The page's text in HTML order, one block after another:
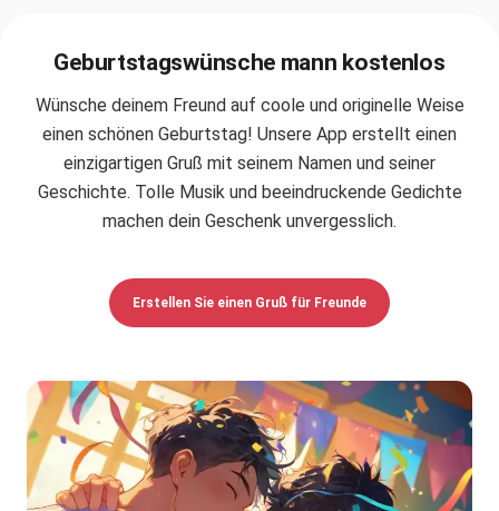
Geburtstagswünsche mann kostenlos
Wünsche deinem Freund auf coole und originelle Weise
einen schönen Geburtstag! Unsere App erstellt einen
einzigartigen Gruß mit seinem Namen und seiner
Geschichte. Tolle Musik und beeindruckende Gedichte
machen dein Geschenk unvergesslich.
Erstellen Sie einen Gruß für Freunde